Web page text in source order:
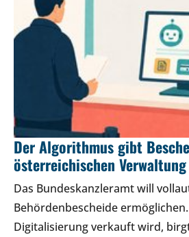
Der Algorithmus gibt
österreichischen Verwaltung
Das Bundeskanzleramt will
Behördenbescheide ermöglichen.
Digitalisierung verkauft wird,